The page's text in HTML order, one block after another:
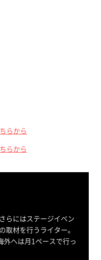
らから
らから
らにはステージイベン
取材を行うライター。
外へは月1ペースで行っ